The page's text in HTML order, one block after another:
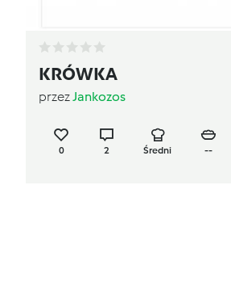
KRÓWKA
przezJankozos
0 2 Średni --